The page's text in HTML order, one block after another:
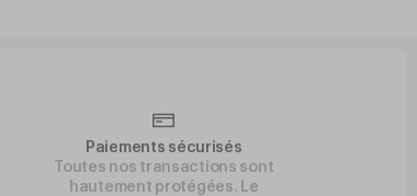
Paiements sécurisés
Toutes nos transactions sont
hautement protégées. Le